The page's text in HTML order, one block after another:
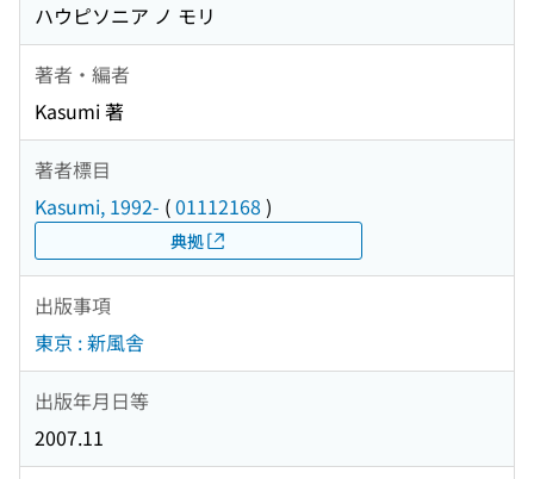
ハウピソニア ノ モリ
著者・編者
Kasumi 著
著者標目
Kasumi, 1992- (01112168 )
典拠
出版事項
東京 : 新風舎
出版年月日等
2007.11